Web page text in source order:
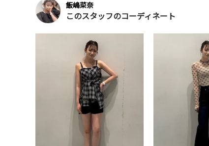
飯嶋菜奈
このスタッフのコーディネート